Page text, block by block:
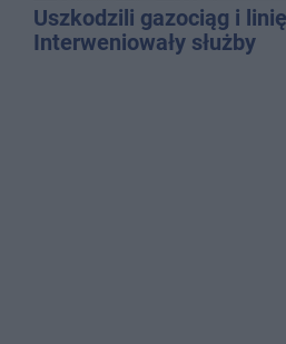
Uszkodzili gazociąg i
Interweniowały służby